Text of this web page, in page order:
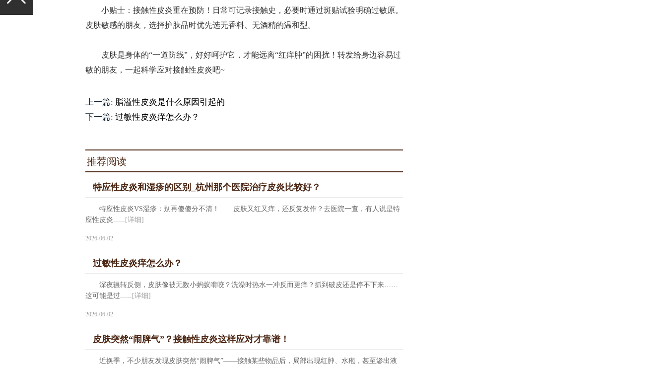
小贴士：接触性皮炎重在预防！日常可记录接触史，必要时通过斑贴试验明确过敏原。
皮肤敏感的朋友，选择护肤品时优先选无香料、无酒精的温和型。
皮肤是身体的“一道防线”，好好呵护它，才能远离“红痒肿”的困扰！转发给身边容易过
敏的朋友，一起科学应对接触性皮炎吧~
上一篇: 脂溢性皮炎是什么原因引起的
下一篇: 过敏性皮炎痒怎么办？
推荐阅读
特应性皮炎和湿疹的区别_杭州那个医院治疗皮炎比较好？
特应性皮炎VS湿疹：别再傻傻分不清！ 皮肤又红又痒，还反复发作？去医院一查，有人说是特
应性皮炎...... [详细]
2026-06-02
过敏性皮炎痒怎么办？
深夜辗转反侧，皮肤像被无数小蚂蚁啃咬？洗澡时热水一冲反而更痒？抓到破皮还是停不下来……
这可能是过...... [详细]
2026-06-02
皮肤突然“闹脾气”？接触性皮炎这样应对才靠谱！
近换季，不少朋友发现皮肤突然“闹脾气”——接触某些物品后，局部出现红肿、水疱，甚至渗出液